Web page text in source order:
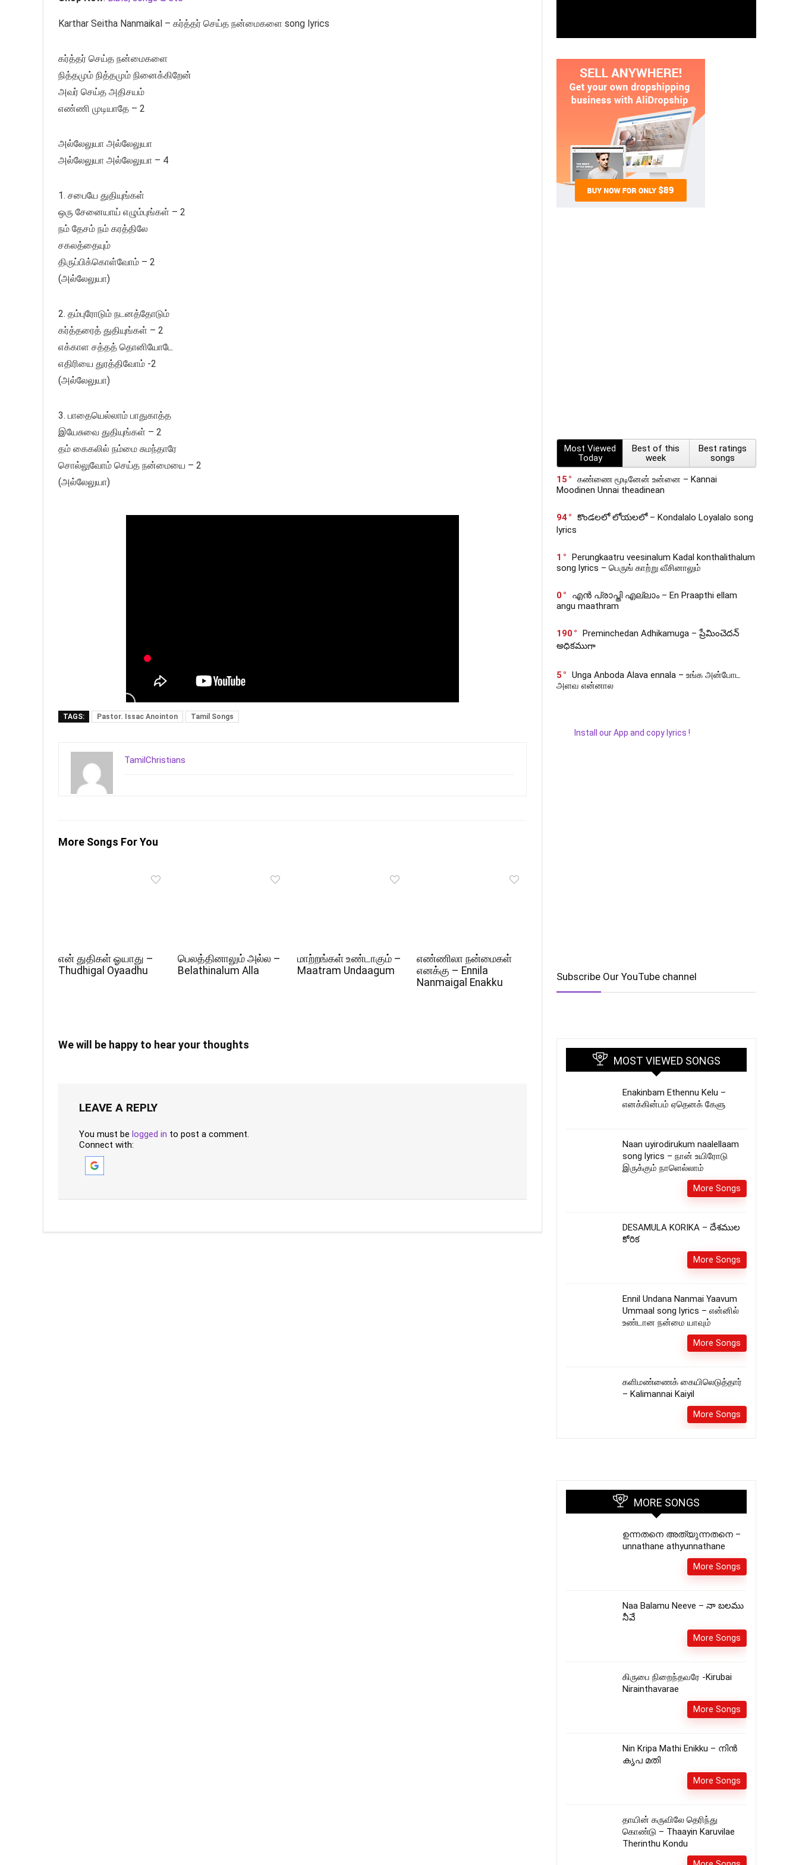
Karthar Seitha Nanmaikal – கர்த்தர் செய்த நன்மைகளை song lyrics
கர்த்தர் செய்த நன்மைகளை
நித்தமும் நித்தமும் நினைக்கிறேன்
அவர் செய்த அதிசயம்
எண்ணி முடியாதே – 2
அல்லேலுயா அல்லேலுயா
அல்லேலுயா அல்லேலுயா – 4
1. சபையே துதியுங்கள்
ஒரு சேனையாய் எழும்புங்கள் – 2
நம் தேசம் நம் கரத்திலே
சகலத்தையும்
திருப்பிக்கொள்வோம் – 2
(அல்லேலுயா)
2. தம்புரோடும் நடனத்தோடும்
கர்த்தரைத் துதியுங்கள் – 2
எக்காள சத்தத் தொனியோடே
எதிரியை துரத்திவோம் -2
(அல்லேலுயா)
3. பாதையெல்லாம் பாதுகாத்த
இயேசுவை துதியுங்கள் – 2
தம் கைகலில் நம்மை சுமந்தாரே
சொல்லுவோம் செய்த நன்மையை – 2
(அல்லேலுயா)
TAGS: Pastor. Issac Anointon Tamil Songs
TamilChristians
More Songs For You
என் துதிகள் ஓயாது –
Thudhigal Oyaadhu
பெலத்தினாலும் அல்ல –
Belathinalum Alla
மாற்றங்கள் உண்டாகும் –
Maatram Undaagum
எண்ணிலா நன்மைகள்
எனக்கு – Ennila
Nanmaigal Enakku
We will be happy to hear your thoughts
LEAVE A REPLY
You must be logged in to post a comment.
Connect with:
Most Viewed
Today
Best of this
week
Best ratings
songs
15
கண்ணை மூடினேன் உன்னை – Kannai
Moodinen Unnai theadinean
94
కొండలలో లోయలలో – Kondalalo Loyalalo song
lyrics
1
Perungkaatru veesinalum Kadal konthalithalum
song lyrics – பெருங் காற்று வீசினாலும்
0
എൻ പ്രാപ്തി എല്ലാം – En Praapthi ellam
angu maathram
190
Preminchedan Adhikamuga – ప్రేమించెదన్
అధికముగా
5
Unga Anboda Alava ennala – உங்க அன்போட
அளவ என்னால
Install our App and copy lyrics !
Subscribe Our YouTube channel
MOST VIEWED SONGS
Enakinbam Ethennu Kelu –
எனக்கின்பம் ஏதெனக் கேளு
Naan uyirodirukum naalellaam
song lyrics – நான் உயிரோடு
இருக்கும் நாளெல்லாம்
More Songs
DESAMULA KORIKA – దేశముల
కోరిక
More Songs
Ennil Undana Nanmai Yaavum
Ummaal song lyrics – என்னில்
உண்டான நன்மை யாவும்
More Songs
களிமண்ணைக் கையிலெடுத்தார்
– Kalimannai Kaiyil
More Songs
MORE SONGS
ഉന്നതനെ അത്യുന്നതനെ –
unnathane athyunnathane
More Songs
Naa Balamu Neeve – నా బలము
నీవే
More Songs
கிருபை நிறைந்தவரே -Kirubai
Nirainthavarae
More Songs
Nin Kripa Mathi Enikku – നിൻ
കൃപ മതി
More Songs
தாயின் கருவிலே தெரிந்து
கொண்டு – Thaayin Karuvilae
Therinthu Kondu